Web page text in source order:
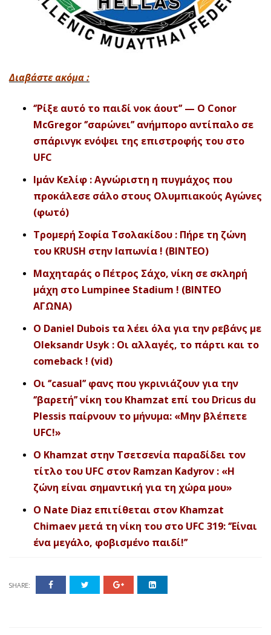
Διαβάστε ακόμα :
‘’Ρίξε αυτό το παιδί νοκ άουτ’’ — Ο Conor
McGregor ‘’σαρώνει’’ ανήμπορο αντίπαλο σε
σπάρινγκ ενόψει της επιστροφής του στο
UFC
Ιμάν Κελίφ : Αγνώριστη η πυγμάχος που
προκάλεσε σάλο στους Ολυμπιακούς Αγώνες
(φωτό)
Τρομερή Σοφία Τσολακίδου : Πήρε τη ζώνη
του KRUSH στην Ιαπωνία ! (ΒΙΝΤΕΟ)
Μαχηταράς ο Πέτρος Σάχο, νίκη σε σκληρή
μάχη στο Lumpinee Stadium ! (ΒΙΝΤΕΟ
ΑΓΩΝΑ)
Ο Daniel Dubois τα λέει όλα για την ρεβάνς με
Oleksandr Usyk : Οι αλλαγές, το πάρτι και το
comeback ! (vid)
Οι ‘’casual’’ φανς που γκρινιάζουν για την
‘’βαρετή’’ νίκη του Khamzat επί του Dricus du
Plessis παίρνουν το μήνυμα: «Mην βλέπετε
UFC!»
Ο Khamzat στην Τσετσενία παραδίδει τον
τίτλο του UFC στον Ramzan Kadyrov : «Η
ζώνη είναι σημαντική για τη χώρα μου»
O Nate Diaz επιτίθεται στον Khamzat
Chimaev μετά τη νίκη του στο UFC 319: ‘’Είναι
ένα μεγάλο, φοβισμένο παιδί!’’
SHARE: